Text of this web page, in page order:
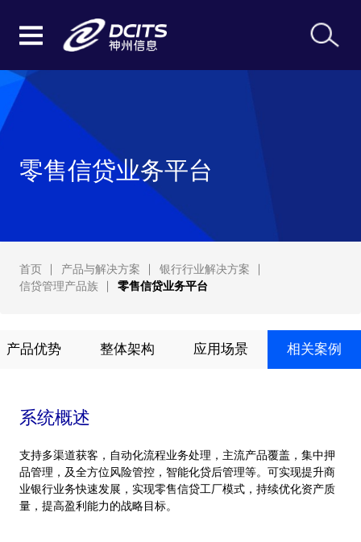
零售信贷业务平台
首页 产品与解决方案
银行行业解决方案
信贷管理产品族
零售信贷业务平台
产品优势 整体架构 应用场景 相关案例
系统概述
支持多渠道获客，自动化流程业务处理，主流产品覆盖，集中押
品管理，及全方位风险管控，智能化贷后管理等。可实现提升商
业银行业务快速发展，实现零售信贷工厂模式，持续优化资产质
量，提高盈利能力的战略目标。